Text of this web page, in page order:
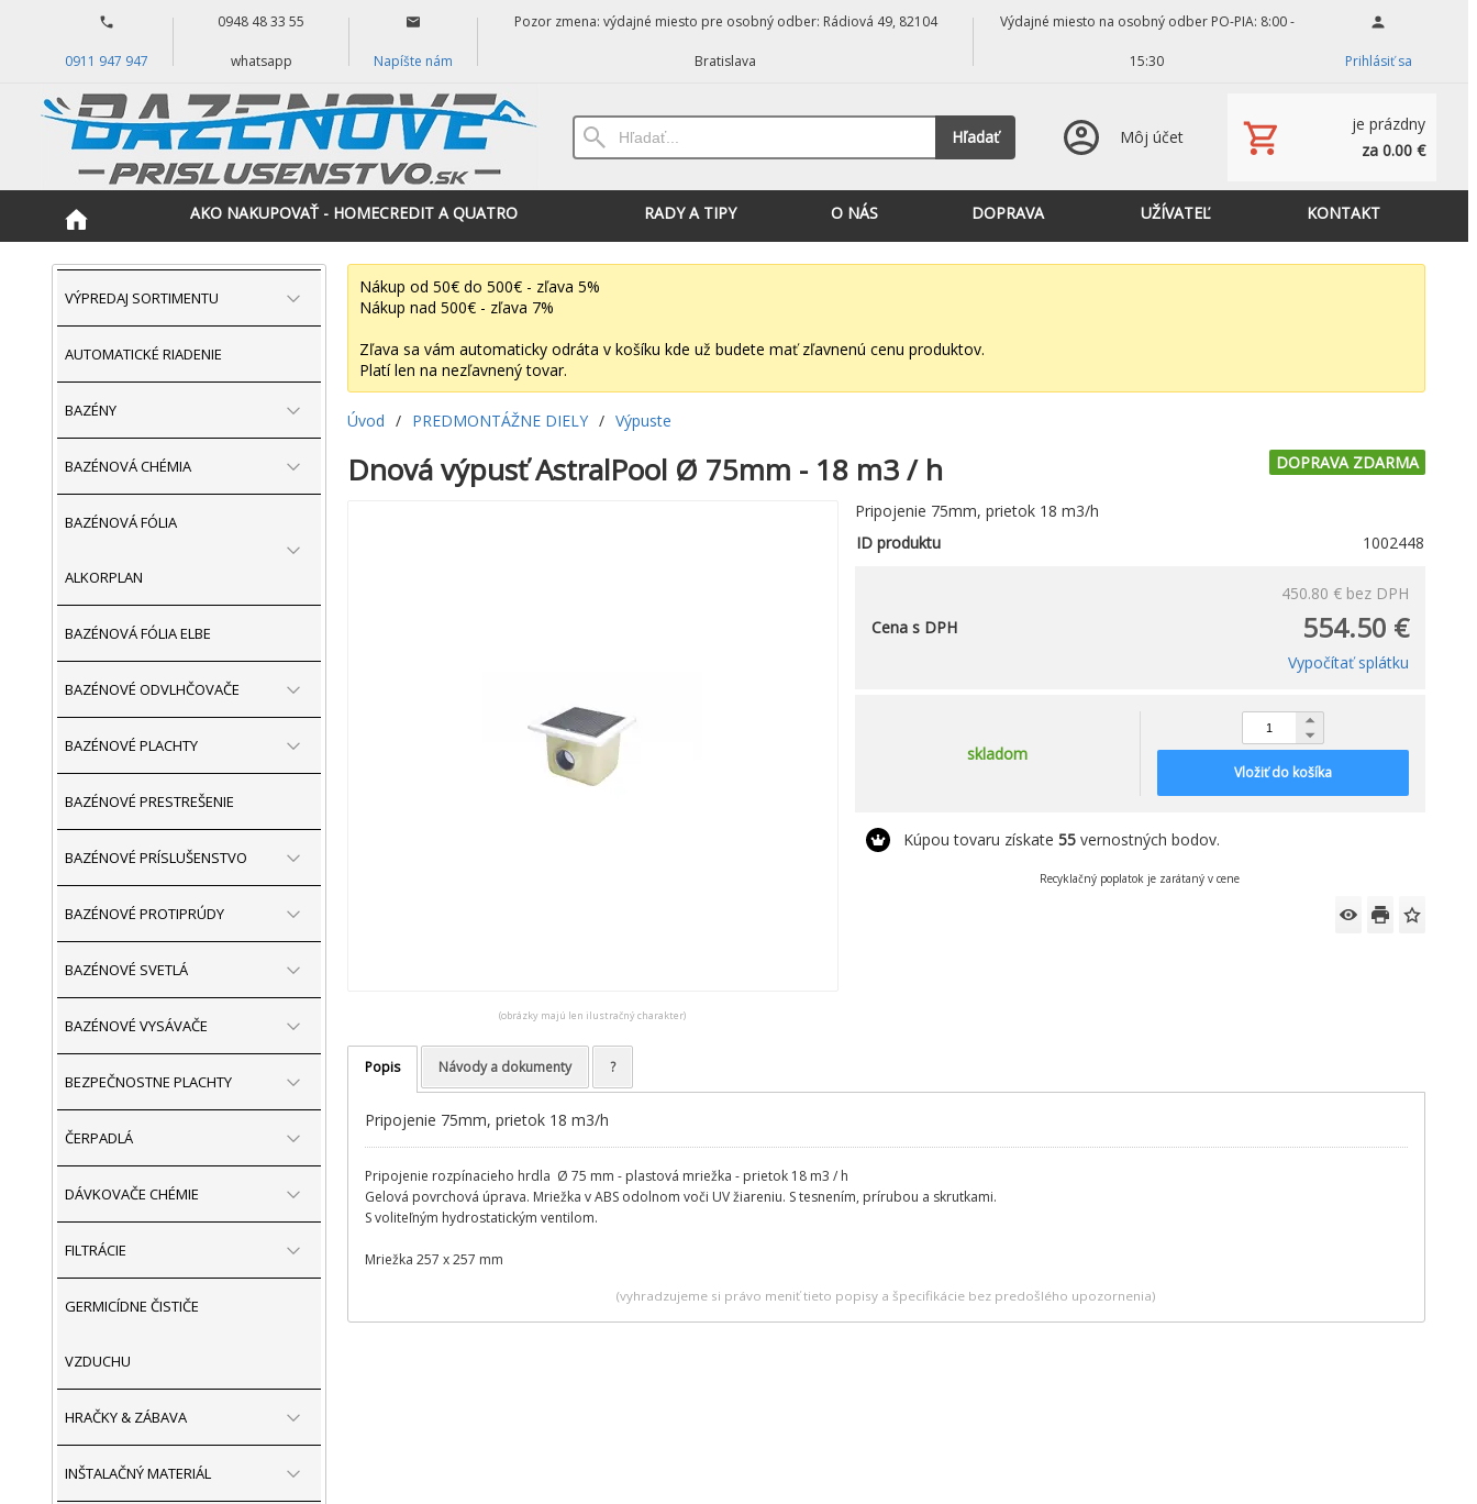
0911 947 947
0948 48 33 55
whatsapp Napíšte nám
Pozor zmena: výdajné miesto pre osobný odber: Rádiová 49, 82104
Bratislava
Výdajné miesto na osobný odber PO-PIA: 8:00 -
15:30 Prihlásiť sa
Hľadať Môj účet
je prázdny
za 0.00 €
AKO NAKUPOVAŤ - HOMECREDIT A QUATRO RADY A TIPY O NÁS DOPRAVA UŽÍVATEĽ KONTAKT
VÝPREDAJ SORTIMENTU
AUTOMATICKÉ RIADENIE
BAZÉNY
BAZÉNOVÁ CHÉMIA
BAZÉNOVÁ FÓLIA
ALKORPLAN
BAZÉNOVÁ FÓLIA ELBE
BAZÉNOVÉ ODVLHČOVAČE
BAZÉNOVÉ PLACHTY
BAZÉNOVÉ PRESTREŠENIE
BAZÉNOVÉ PRÍSLUŠENSTVO
BAZÉNOVÉ PROTIPRÚDY
BAZÉNOVÉ SVETLÁ
BAZÉNOVÉ VYSÁVAČE
BEZPEČNOSTNE PLACHTY
ČERPADLÁ
DÁVKOVAČE CHÉMIE
FILTRÁCIE
GERMICÍDNE ČISTIČE
VZDUCHU
HRAČKY & ZÁBAVA
INŠTALAČNÝ MATERIÁL
Nákup od 50€ do 500€ - zľava 5%
Nákup nad 500€ - zľava 7%
Zľava sa vám automaticky odráta v košíku kde už budete mať zľavnenú cenu produktov.
Platí len na nezľavnený tovar.
Úvod / PREDMONTÁŽNE DIELY / Výpuste
DOPRAVA ZDARMA
Dnová výpusť AstralPool Ø 75mm - 18 m3 / h
(obrázky majú len ilustračný charakter)
Pripojenie 75mm, prietok 18 m3/h
ID produktu
1002448
450.80 € bez DPH
554.50 €
Cena s DPH
Vypočítať splátku
skladom
Vložiť do košíka
Kúpou tovaru získate 55vernostných bodov.
Recyklačný poplatok je zarátaný v cene
Popis Návody a dokumenty ?
Pripojenie 75mm, prietok 18 m3/h
Pripojenie rozpínacieho hrdla Ø 75 mm - plastová mriežka - prietok 18 m3 / h
Gelová povrchová úprava. Mriežka v ABS odolnom voči UV žiareniu. S tesnením, prírubou a skrutkami.
S voliteľným hydrostatickým ventilom.
Mriežka 257 x 257 mm
(vyhradzujeme si právo meniť tieto popisy a špecifikácie bez predošlého upozornenia)